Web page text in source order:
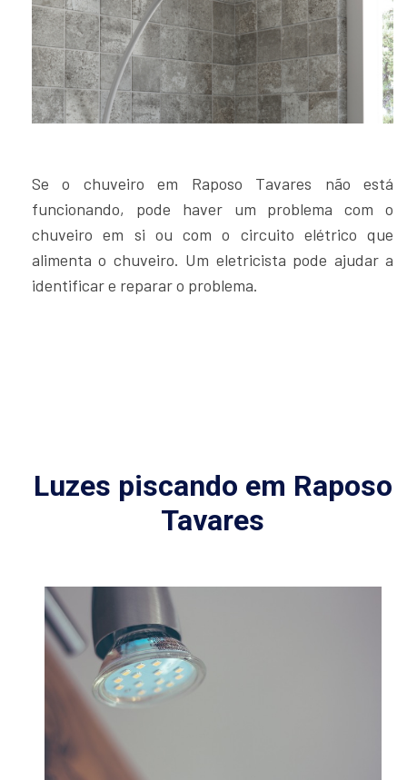
Se o chuveiro em Raposo Tavares não está
funcionando, pode haver um problema com o
chuveiro em si ou com o circuito elétrico que
alimenta o chuveiro. Um eletricista pode ajudar a
identificar e reparar o problema.
Luzes piscando em Raposo
Tavares